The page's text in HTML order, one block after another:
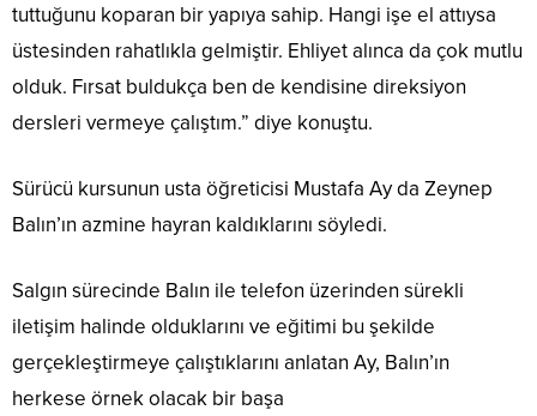
tuttuğunu koparan bir yapıya sahip. Hangi işe el attıysa
üstesinden rahatlıkla gelmiştir. Ehliyet alınca da çok mutlu
olduk. Fırsat buldukça ben de kendisine direksiyon
dersleri vermeye çalıştım.” diye konuştu.
Sürücü kursunun usta öğreticisi Mustafa Ay da Zeynep
Balın’ın azmine hayran kaldıklarını söyledi.
Salgın sürecinde Balın ile telefon üzerinden sürekli
iletişim halinde olduklarını ve eğitimi bu şekilde
gerçekleştirmeye çalıştıklarını anlatan Ay, Balın’ın
herkese örnek olacak bir başa